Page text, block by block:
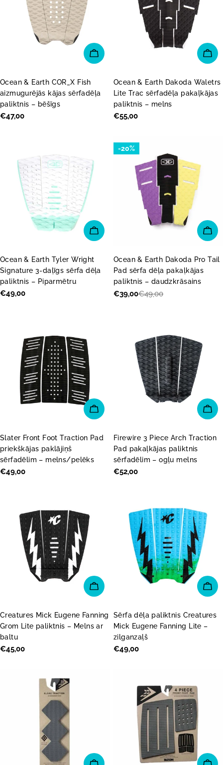
PIEVIENOT GROZAM
Ocean & Earth COR_X Fish
aizmugurējās kājas sērfadēļa
paliktnis – bēšīgs
Parastā
€47,00
Ocean & Earth Dakoda Waletrs
Lite Trac sērfadēļa pakaļkājas
paliktnis – melns
Parastā
€55,00
PIEVIENOT GROZAM
Ocean & Earth Tyler Wright
Signature 3-daļīgs sērfa dēļa
paliktnis – Piparmētru
Parastā
€49,00
-20%
Ocean & Earth Dakoda Pro Tail
Pad sērfa dēļa pakaļkājas
paliktnis – daudzkrāsains
Akcijas
€39,00
Parastā€49,00
PIEVIENOT GROZAM
Slater Front Foot Traction Pad
priekškājas paklājiņš
sērfadēlim – melns/pelēks
Parastā
€49,00
Firewire 3 Piece Arch Traction
Pad pakaļkājas paliktnis
sērfadēlim – ogļu melns
Parastā
€52,00
PIEVIENOT GROZAM
Creatures Mick Eugene Fanning
Grom Lite paliktnis – Melns ar
baltu
Parastā
€45,00
Sērfa dēļa paliktnis Creatures
Mick Eugene Fanning Lite –
zilganzaļš
Parastā
€49,00